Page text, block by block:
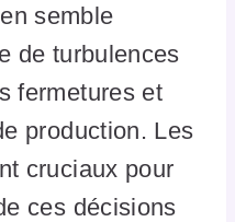
semble
de turbulences
fermetures et
production. Les
cruciaux pour
ces décisions